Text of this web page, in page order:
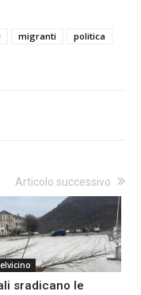
migranti
politica
Articolo successivo
sradicano le